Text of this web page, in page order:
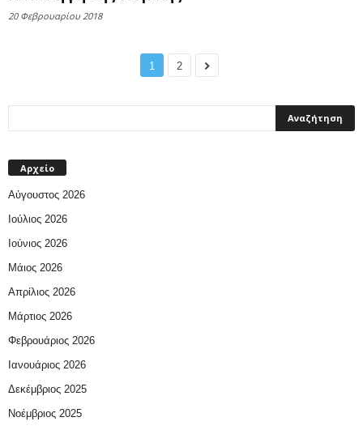
20 Φεβρουαρίου 2018
1 2
Αρχείο
Αύγουστος 2026
Ιούλιος 2026
Ιούνιος 2026
Μάιος 2026
Απρίλιος 2026
Μάρτιος 2026
Φεβρουάριος 2026
Ιανουάριος 2026
Δεκέμβριος 2025
Νοέμβριος 2025